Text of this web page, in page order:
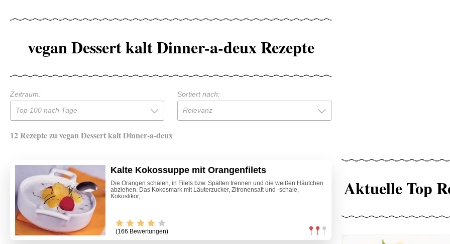
vegan Dessert kalt Dinner-a-deux Rezepte
Zeitraum:
Top 100 nach Tage
Sortiert nach:
Relevanz
12 Rezepte zu vegan Dessert kalt Dinner-a-deux
Kalte Kokossuppe mit Orangenfilets
Die Orangen schälen, in Filets bzw. Spalten trennen und die weißen Häutchen
abziehen. Das Kokosmark mit Läuterzucker, Zitronensaft und -schale,
Kokoslikör,...
(166 Bewertungen)
Aktuelle Top